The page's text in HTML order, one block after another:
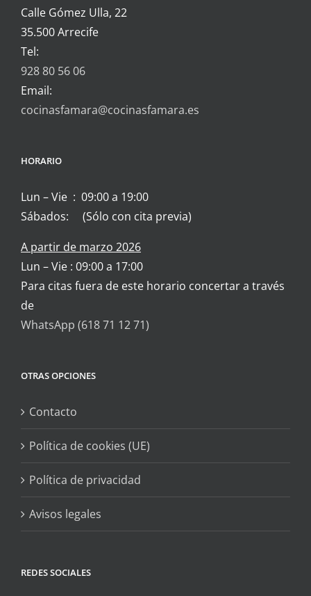
Calle Gómez Ulla, 22
35.500 Arrecife
Tel:
928 80 56 06
Email:
cocinasfamara@cocinasfamara.es
HORARIO
Lun – Vie : 09:00 a 19:00
Sábados: (Sólo con cita previa)
A partir de marzo 2026
Lun – Vie : 09:00 a 17:00
Para citas fuera de este horario concertar a través
de
WhatsApp (618 71 12 71)
OTRAS OPCIONES
Contacto
Política de cookies (UE)
Política de privacidad
Avisos legales
REDES SOCIALES